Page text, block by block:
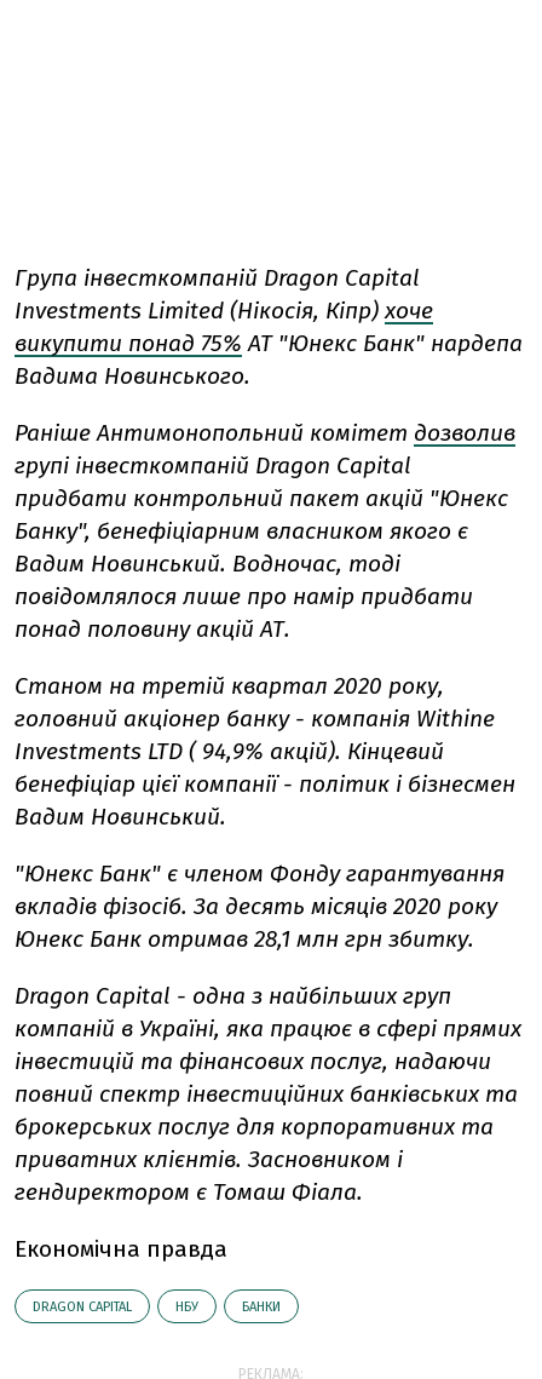
Група інвесткомпаній Dragon Capital
Investments Limited (Нікосія, Кіпр)хоче
викупити понад 75% АТ "Юнекс Банк" нардепа
Вадима Новинського.
Раніше Антимонопольний комітет дозволив
групі інвесткомпаній Dragon Capital
придбати контрольний пакет акцій "Юнекс
Банку", бенефіціарним власником якого є
Вадим Новинський. Водночас, тоді
повідомлялося лише про намір придбати
понад половину акцій АТ.
Станом на третій квартал 2020 року,
головний акціонер банку - компанія Withine
Investments LTD ( 94,9% акцій). Кінцевий
бенефіціар цієї компанії - політик і бізнесмен
Вадим Новинський.
"Юнекс Банк" є членом Фонду гарантування
вкладів фізосіб. За десять місяців 2020 року
Юнекс Банк отримав 28,1 млн грн збитку.
Dragon Capital - одна з найбільших груп
компаній в Україні, яка працює в сфері прямих
інвестицій та фінансових послуг, надаючи
повний спектр інвестиційних банківських та
брокерських послуг для корпоративних та
приватних клієнтів. Засновником і
гендиректором є Томаш Фіала.
Економічна правда
DRAGON СAPITAL НБУ БАНКИ
РЕКЛАМА: